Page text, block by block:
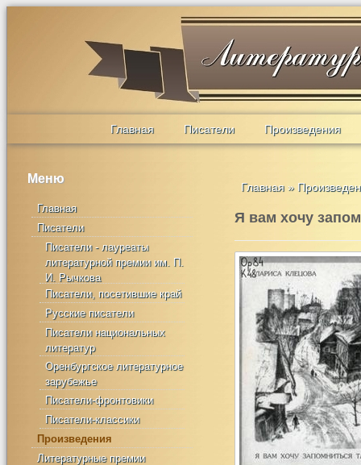
Главная Писатели Произведения
Меню
Главная
Писатели
Писатели - лауреаты
литературной премии им. П.
И. Рычкова
Писатели, посетившие край
Русские писатели
Писатели национальных
литератур
Оренбургское литературное
зарубежье
Писатели-фронтовики
Писатели-классики
Произведения
Литературные премии
Главная »
Я вам хочу